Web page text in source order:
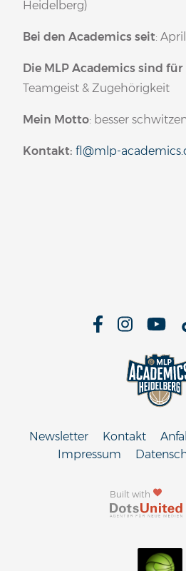
Heidelberg)
Bei den Academics seit:
Die MLP Academics sind
Teamgeist & Zugehörigkeit
Mein Motto: besser
Kontakt: fl@mlp-
Built with
Newsletter Kontakt
Impressum